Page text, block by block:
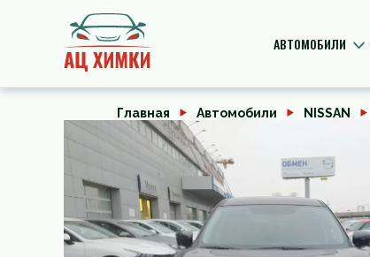
АВТОМОБИЛИ
Главная Автомобили NISSAN